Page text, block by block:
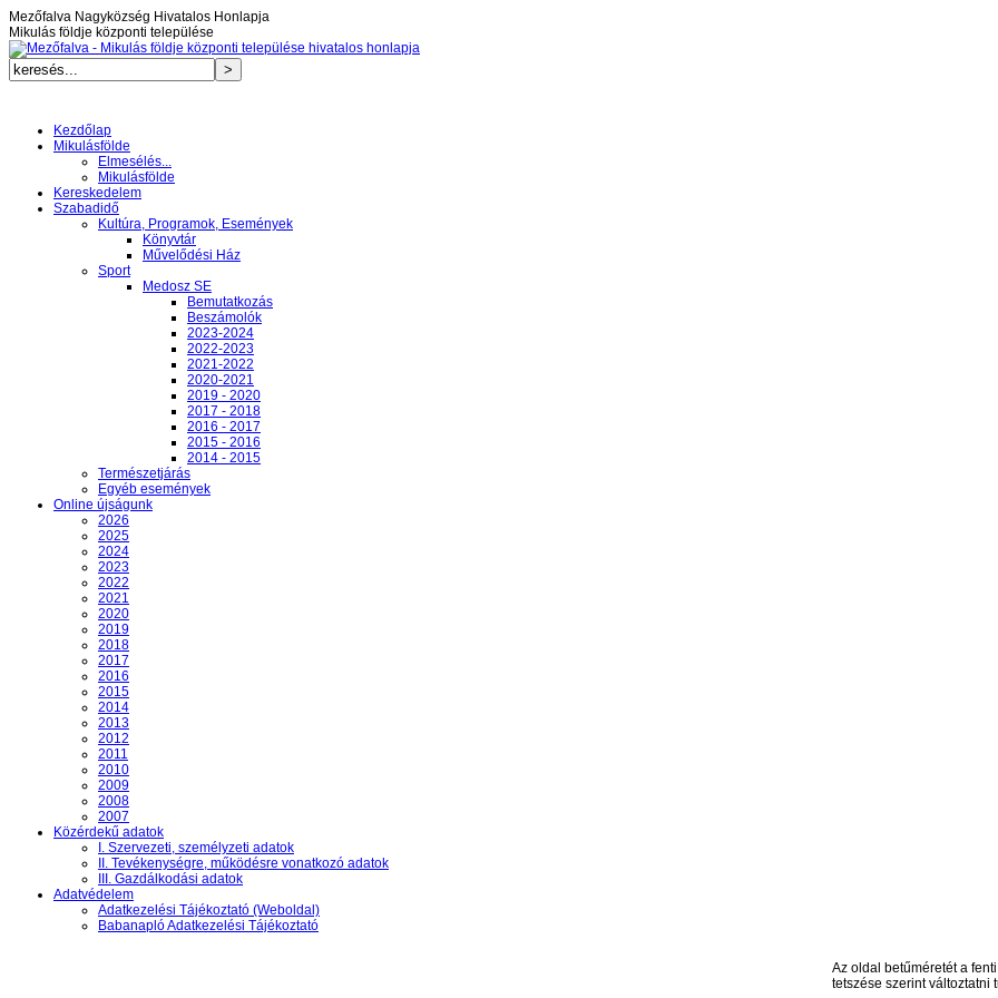
Mezőfalva Nagyközség Hivatalos Honlapja
Mikulás földje központi települése
Kezdőlap
Mikulásfölde
Elmesélés...
Mikulásfölde
Kereskedelem
Szabadidő
Kultúra, Programok, Események
Könyvtár
Művelődési Ház
Sport
Medosz SE
Bemutatkozás
Beszámolók
2023-2024
2022-2023
2021-2022
2020-2021
2019 - 2020
2017 - 2018
2016 - 2017
2015 - 2016
2014 - 2015
Természetjárás
Egyéb események
Online újságunk
2026
2025
2024
2023
2022
2021
2020
2019
2018
2017
2016
2015
2014
2013
2012
2011
2010
2009
2008
2007
Közérdekű adatok
I. Szervezeti, személyzeti adatok
II. Tevékenységre, működésre vonatkozó adatok
III. Gazdálkodási adatok
Adatvédelem
Adatkezelési Tájékoztató (Weboldal)
Babanapló Adatkezelési Tájékoztató
Az oldal betűméretét a
tetszése szerint változtatni